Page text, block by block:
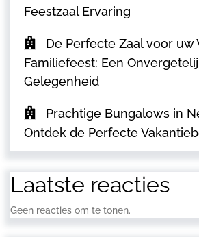
Feestzaal Ervaring
De Perfecte Zaal voor uw
Familiefeest: Een
Gelegenheid
Prachtige Bungalows in
Ontdek de Perfecte
Laatste reacties
Geen reacties om te tonen.